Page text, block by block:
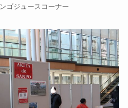
ゴジュースコーナー